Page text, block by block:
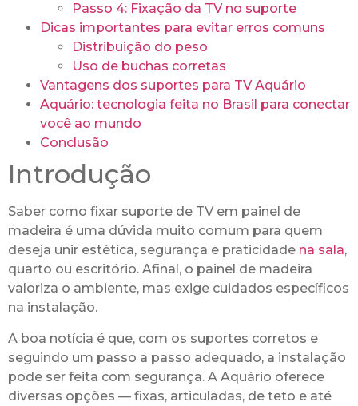
Passo 4: Fixação da TV no suporte
Dicas importantes para evitar erros comuns
Distribuição do peso
Uso de buchas corretas
Vantagens dos suportes para TV Aquário
Aquário: tecnologia feita no Brasil para conectar
você ao mundo
Conclusão
Introdução
Saber como fixar suporte de TV em painel de
madeira é uma dúvida muito comum para quem
deseja unir estética, segurança e praticidade na sala,
quarto ou escritório. Afinal, o painel de madeira
valoriza o ambiente, mas exige cuidados específicos
na instalação.
A boa notícia é que, com os suportes corretos e
seguindo um passo a passo adequado, a instalação
pode ser feita com segurança. A Aquário oferece
diversas opções — fixas, articuladas, de teto e até